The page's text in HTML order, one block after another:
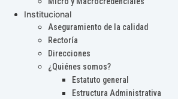
Institucional
Aseguramiento de la calidad
Rectoría
Direcciones
¿Quiénes somos?
Estatuto general
Estructura Administrativa